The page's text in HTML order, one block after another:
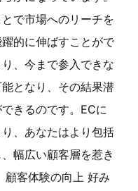
で市場へのリーチを
的に伸ばすことがで
、今まで参入できな
となり、その結果潜
きるのです。ECに
、あなたはより包括
幅広い顧客層を惹き
顧客体験の向上 好み